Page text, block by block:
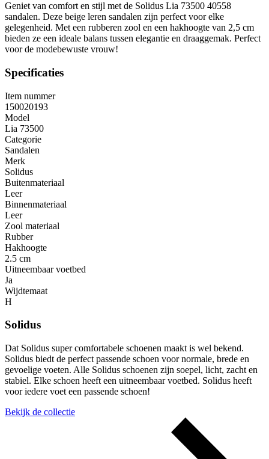
Geniet van comfort en stijl met de Solidus Lia 73500 40558
sandalen. Deze beige leren sandalen zijn perfect voor elke
gelegenheid. Met een rubberen zool en een hakhoogte van 2,5 cm
bieden ze een ideale balans tussen elegantie en draaggemak. Perfect
voor de modebewuste vrouw!
Specificaties
Item nummer
150020193
Model
Lia 73500
Categorie
Sandalen
Merk
Solidus
Buitenmateriaal
Leer
Binnenmateriaal
Leer
Zool materiaal
Rubber
Hakhoogte
2.5 cm
Uitneembaar voetbed
Ja
Wijdtemaat
H
Solidus
Dat Solidus super comfortabele schoenen maakt is wel bekend.
Solidus biedt de perfect passende schoen voor normale, brede en
gevoelige voeten. Alle Solidus schoenen zijn soepel, licht, zacht en
stabiel. Elke schoen heeft een uitneembaar voetbed. Solidus heeft
voor iedere voet een passende schoen!
Bekijk de collectie